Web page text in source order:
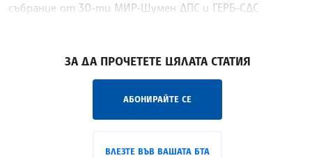
събрание от 30-ти МИР-Шумен ДПС и ГЕРБ-СДС
ЗА ДА ПРОЧЕТЕТЕ ЦЯЛАТА СТАТИЯ
АБОНИРАЙТЕ СЕ
ВЛЕЗТЕ ВЪВ ВАШАТА БТА